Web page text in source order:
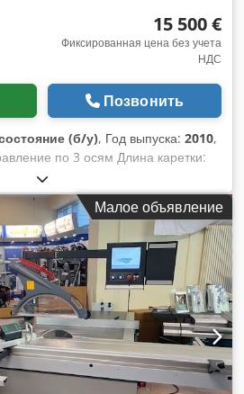
15 500 €
Фиксированная цена без учета
НДС
Позвонить
(б/у), Год выпуска: 2010,
по 3 осям Длина каретки:
по параллельному упору: 1300
Регулировка высоты пилы:
Регулировка наклона
Параллельный
Регулировка
Дисплей угла пилы: цифровой
реза: цифровой индикатор
под углом: да Crsdpoy
450 мм Кол-во оборотов: 4
кВт Патрубки для отсоса: 80 и 120
упор Год выпуска: 2010 Цена: 15
Малое объявление